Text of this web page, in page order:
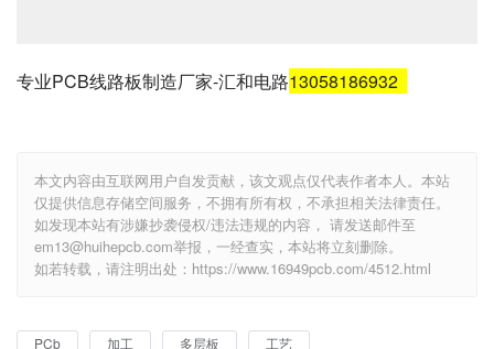
专业PCB线路板制造厂家-汇和电路13058186932
本文内容由互联网用户自发贡献，该文观点仅代表作者本人。本站
仅提供信息存储空间服务，不拥有所有权，不承担相关法律责任。
如发现本站有涉嫌抄袭侵权/违法违规的内容， 请发送邮件至
em13@huihepcb.com举报，一经查实，本站将立刻删除。
如若转载，请注明出处：https://www.16949pcb.com/4512.html
PCb 加工 多层板 工艺